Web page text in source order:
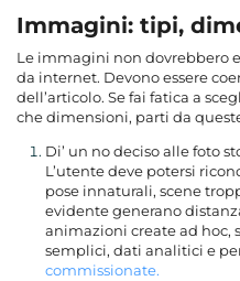
Immagini: tipi,
Le immagini non dovrebbero
da internet. Devono essere
dell’articolo. Se fai fatica a
che dimensioni, parti da
Di’ un no deciso alle foto
L’utente deve potersi
pose innaturali, scene
evidente generano
animazioni create ad hoc,
semplici, dati analitici e
commissionate.